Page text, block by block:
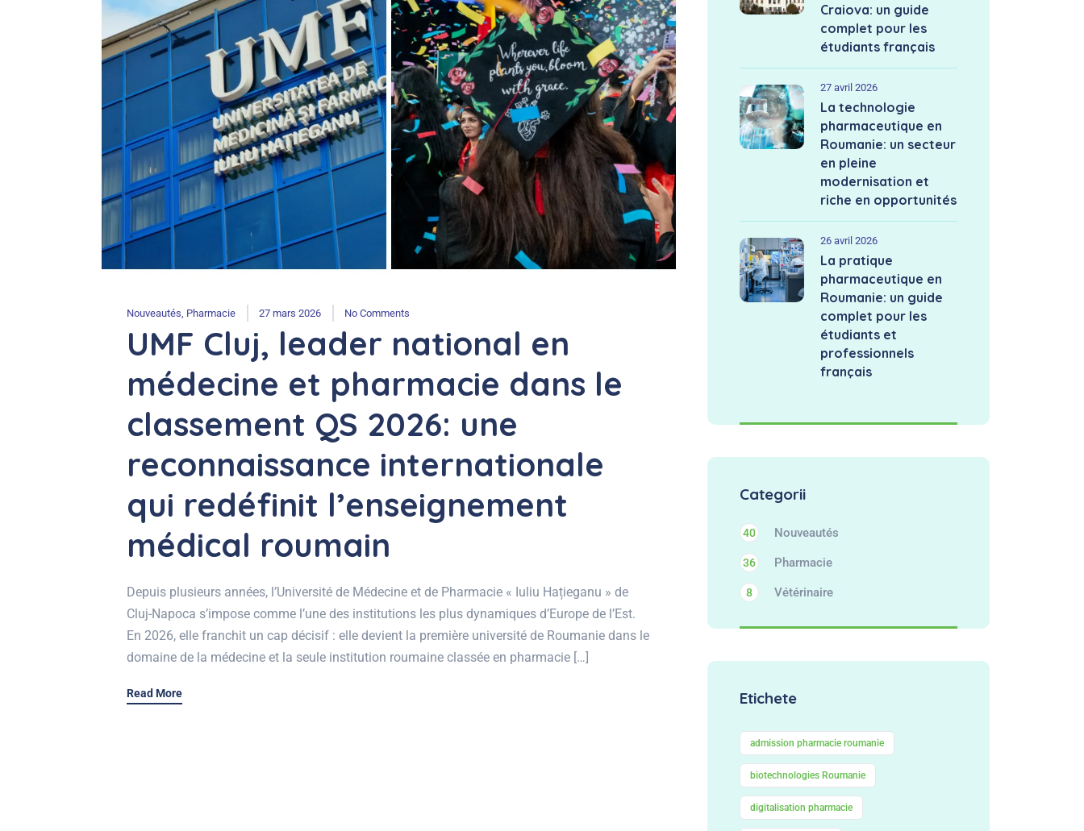
Nouveautés Pharmacie 27 mars 2026 No Comments
UMF Cluj, leader national en
médecine et pharmacie dans le
classement QS 2026: une
reconnaissance internationale
qui redéfinit l’enseignement
médical roumain
Depuis plusieurs années, l’Université de Médecine et de Pharmacie « Iuliu Hațieganu » de
Cluj-Napoca s’impose comme l’une des institutions les plus dynamiques d’Europe de l’Est.
En 2026, elle franchit un cap décisif : elle devient la première université de Roumanie dans le
domaine de la médecine et la seule institution roumaine classée en pharmacie […]
Read More
Craiova: un guide
complet pour les
étudiants français
27 avril 2026
La technologie
pharmaceutique en
Roumanie: un secteur
en pleine
modernisation et
riche en opportunités
26 avril 2026
La pratique
pharmaceutique en
Roumanie: un guide
complet pour les
étudiants et
professionnels
français
Categorii
Nouveautés
40
Pharmacie
36
Vétérinaire
8
Etichete
admission pharmacie roumanie
biotechnologies Roumanie
digitalisation pharmacie